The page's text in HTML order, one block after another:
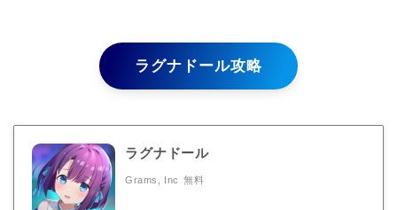
ラグナドール攻略
ラグナドール
Grams, Inc 無料